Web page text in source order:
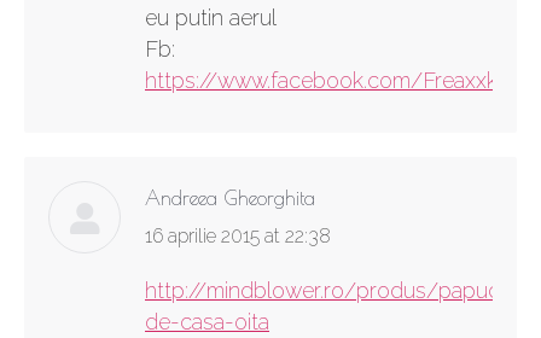
eu putin aerul
Fb:
https://www.facebook.com/
Andreea Gheorghita
says:
16 aprilie 2015 at 22:38
http://mindblower.ro/produs/papuci-
de-casa-oita